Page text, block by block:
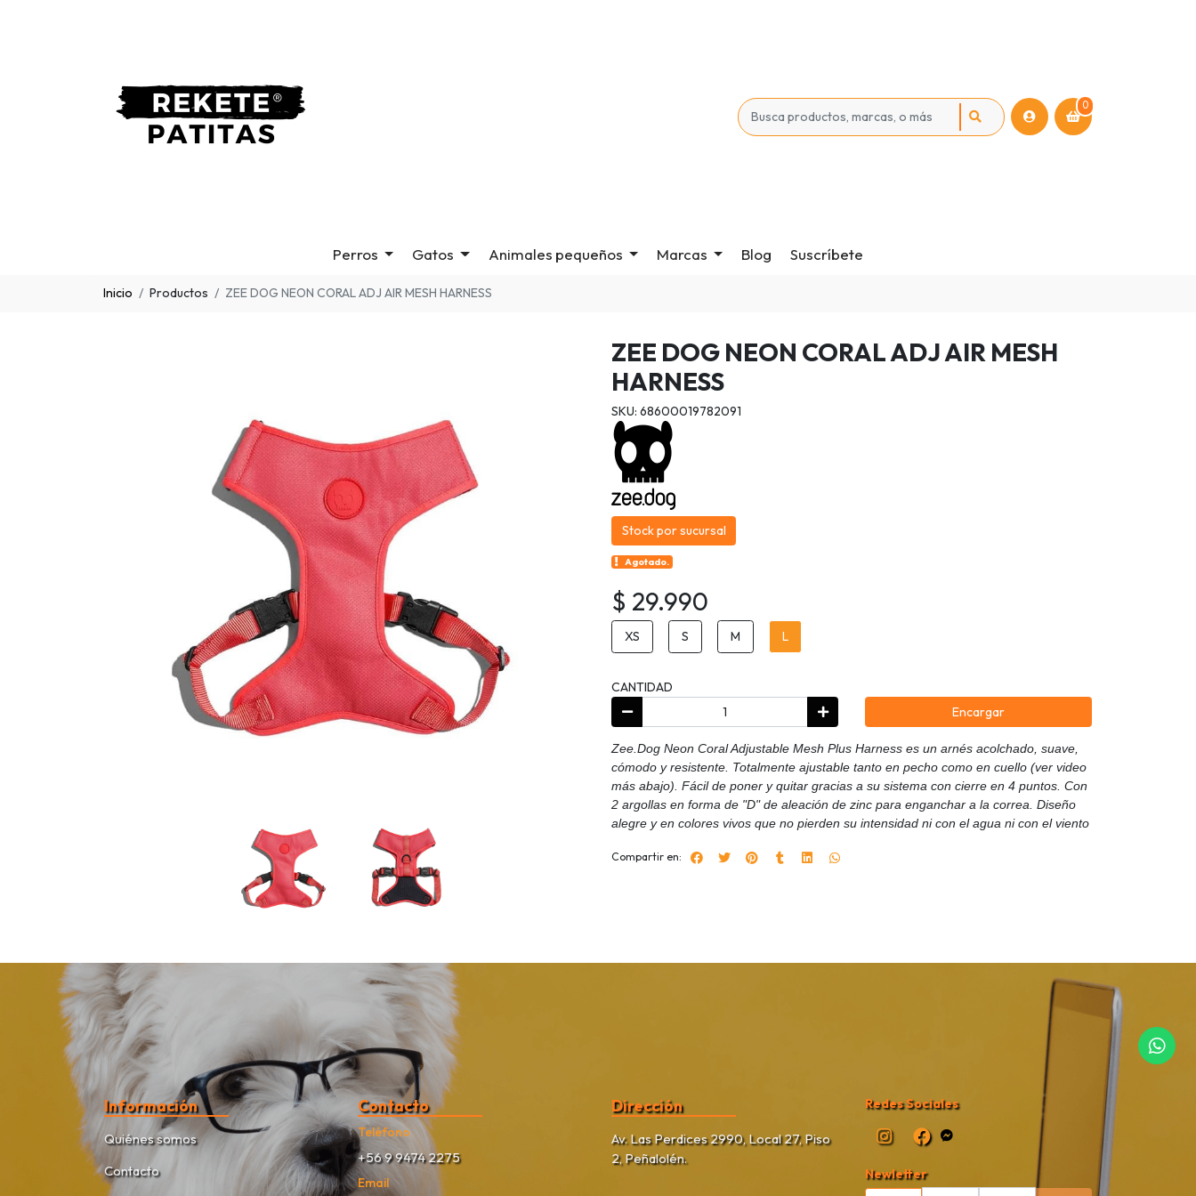
0
Perros Gatos Animales pequeños Marcas Blog Suscríbete
Inicio Productos ZEE DOG NEON CORAL ADJ AIR MESH HARNESS
ZEE DOG NEON CORAL ADJ AIR MESH
HARNESS
SKU: 68600019782091
Stock por sucursal
Agotado.
$ 29.990
XS S M L
CANTIDAD
Encargar
Zee.Dog Neon Coral Adjustable Mesh Plus Harness es un arnés acolchado, suave,
cómodo y resistente. Totalmente ajustable tanto en pecho como en cuello (ver video
más abajo). Fácil de poner y quitar gracias a su sistema con cierre en 4 puntos. Con
2 argollas en forma de "D" de aleación de zinc para enganchar a la correa. Diseño
alegre y en colores vivos que no pierden su intensidad ni con el agua ni con el viento
Compartir en:
Información
Quiénes somos
Contacto
Contacto
Teléfono
+56 9 9474 2275
Email
Dirección
Av. Las Perdices 2990, Local 27, Piso
2, Peñalolén.
Redes Sociales
Newletter